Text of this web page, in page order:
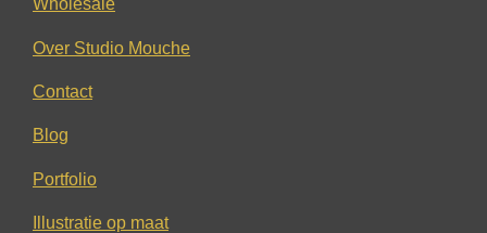
Over Studio Mouche
Contact
Blog
Portfolio
Illustratie op maat